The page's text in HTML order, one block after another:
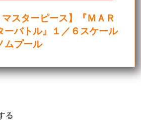
マスターピース】『ＭＡＲ
ーバトル』１／６スケール
ムプール
る